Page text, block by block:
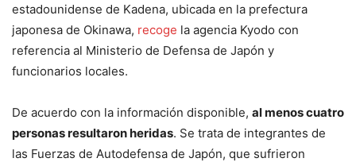
estadounidense de Kadena, ubicada en la prefectura
japonesa de Okinawa, recoge la agencia Kyodo con
referencia al Ministerio de Defensa de Japón y
funcionarios locales.
De acuerdo con la información disponible, al menos cuatro
personas resultaron heridas. Se trata de integrantes de
las Fuerzas de Autodefensa de Japón, que sufrieron